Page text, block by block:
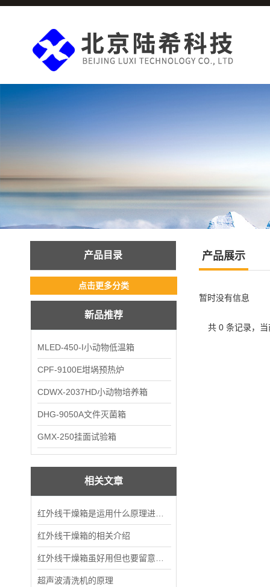
产品目录
点击更多分类
新品推荐
MLED-450-I小动物低温箱
CPF-9100E坩埚预热炉
CDWX-2037HD小动物培养箱
DHG-9050A文件灭菌箱
GMX-250挂面试验箱
相关文章
红外线干燥箱的相关介绍
超声波清洗机的原理
产品展示
暂时没有信息
共 0 条记录，